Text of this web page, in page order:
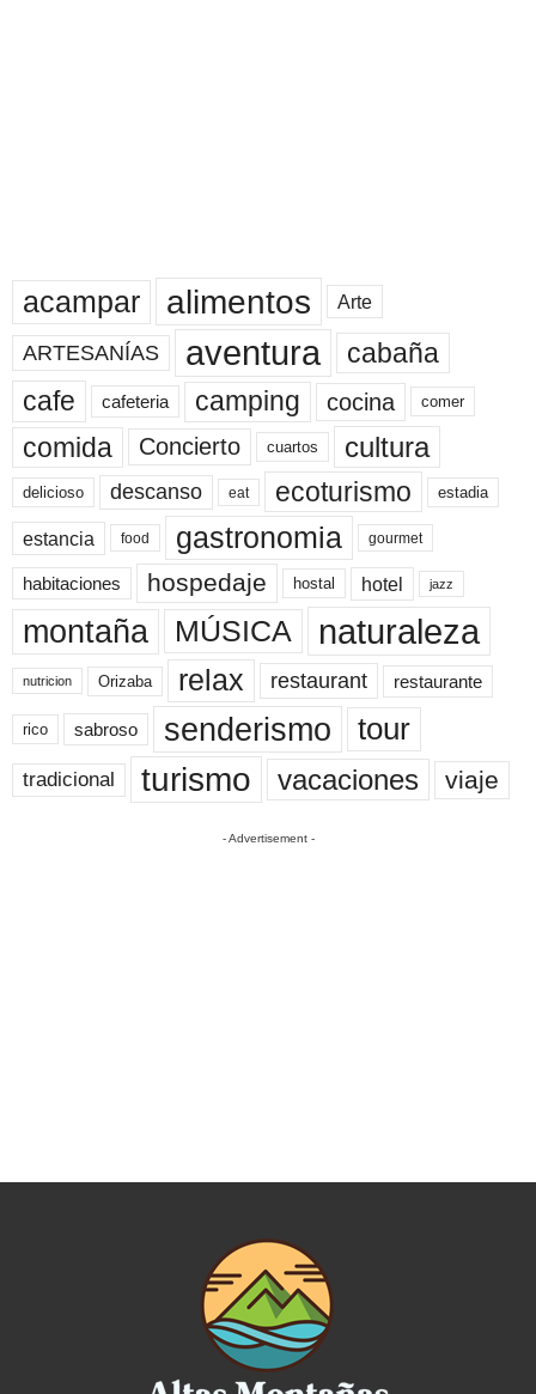
acampar alimentos Arte
ARTESANÍAS aventura
cabaña
cafe
cafeteria camping cocina comer
comida Concierto cuartos cultura
delicioso descanso eat ecoturismo estadia
estancia food gastronomia gourmet
habitaciones hospedaje hostal hotel jazz
montaña MÚSICA naturaleza
nutricion Orizaba relax restaurant restaurante
rico sabroso senderismo tour
tradicional turismo vacaciones viaje
- Advertisement -